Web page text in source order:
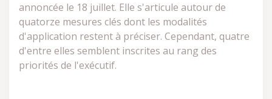
annoncée le 18 juillet. Elle s'articule autour de
quatorze mesures clés dont les modalités
d'application restent à préciser. Cependant, quatre
d'entre elles semblent inscrites au rang des
priorités de l'exécutif.